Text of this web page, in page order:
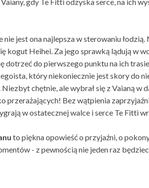
gdy Te Fitti odzyska serce, na ich
nie jest ona najlepsza w sterowaniu
kogut Heihei. Za jego sprawką lądują w
dotrzeć do pierwszego punktu na ich
który niekoniecznie jest skory do
chętnie, ale wybrał się z Vaianą w
przerażających! Bez wątpienia
w ostatecznej walce i serce Te Fitti
to piękna opowieść o przyjaźni, o
- z pewnością nie jeden raz